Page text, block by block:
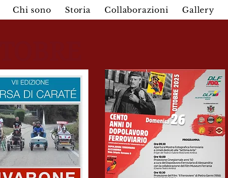
Chi sono Storia Collaborazioni Gallery